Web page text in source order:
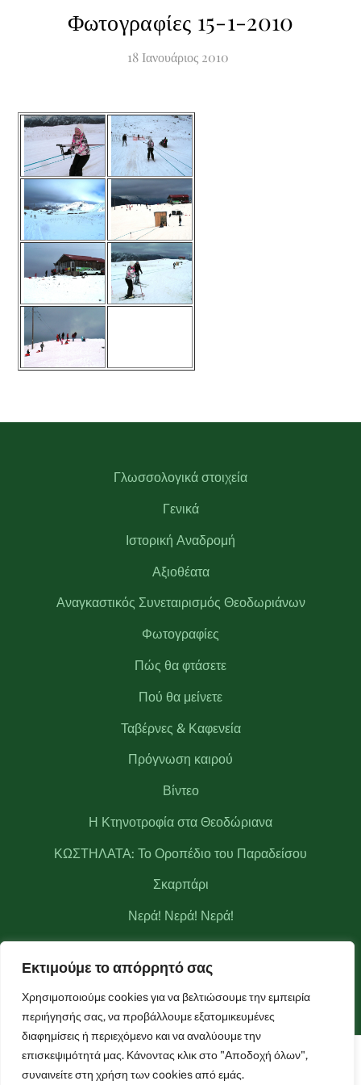
Εκτιμούμε το απόρρητό σας
Χρησιμοποιούμε cookies για να βελτιώσουμε την εμπειρία
περιήγησής σας, να προβάλλουμε εξατομικευμένες
διαφημίσεις ή περιεχόμενο και να αναλύουμε την
επισκεψιμότητά μας. Κάνοντας κλικ στο "Αποδοχή όλων",
συναινείτε στη χρήση των cookies από εμάς.
Φωτογραφίες 15-1-2010
18 Ιανουάριος 2010
Γλωσσολογικά στοιχεία
Γενικά
Ιστορική Αναδρομή
Αξιοθέατα
Αναγκαστικός Συνεταιρισμός Θεοδωριάνων
Φωτογραφίες
Πώς θα φτάσετε
Πού θα μείνετε
Ταβέρνες & Καφενεία
Πρόγνωση καιρού
Βίντεο
Η Κτηνοτροφία στα Θεοδώριανα
ΚΩΣΤΗΛΑΤΑ: Το Οροπέδιο του Παραδείσου
Σκαρπάρι
Νερά! Νερά! Νερά!
Μετεωρολογικός σταθμός Θεοδωριάνων
Facebook Live Camera